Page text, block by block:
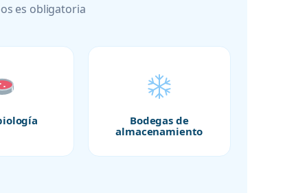
es obligatoria
Bodegas de
almacenamiento